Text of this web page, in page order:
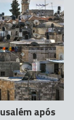
após